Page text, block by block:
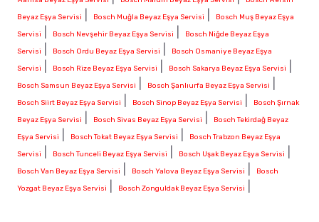
Beyaz Eşya Servisi
Bosch Muğla Beyaz Eşya Servisi
Bosch Muş Beyaz Eşya
Servisi
Bosch Nevşehir Beyaz Eşya Servisi
Bosch Niğde Beyaz Eşya
Servisi
Bosch Ordu Beyaz Eşya Servisi
Bosch Osmaniye Beyaz Eşya
Servisi
Bosch Rize Beyaz Eşya Servisi Bosch Sakarya Beyaz Eşya Servisi
Bosch Samsun Beyaz Eşya Servisi Bosch Şanlıurfa Beyaz Eşya Servisi
Bosch Siirt Beyaz Eşya Servisi Bosch Sinop Beyaz Eşya Servisi
Bosch Şırnak
Beyaz Eşya Servisi
Bosch Sivas Beyaz Eşya Servisi
Bosch Tekirdağ Beyaz
Eşya Servisi
Bosch Tokat Beyaz Eşya Servisi
Bosch Trabzon Beyaz Eşya
Servisi
Bosch Tunceli Beyaz Eşya Servisi Bosch Uşak Beyaz Eşya Servisi
Bosch Van Beyaz Eşya Servisi Bosch Yalova Beyaz Eşya Servisi
Bosch
Yozgat Beyaz Eşya Servisi
Bosch Zonguldak Beyaz Eşya Servisi